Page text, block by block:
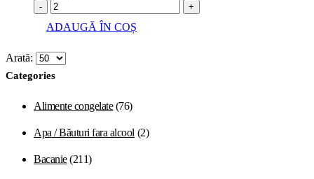
- +
ADAUGĂ ÎN COȘ
Arată:
Categories
Alimente congelate (76)
Apa / Băuturi fara alcool (2)
Bacanie (211)